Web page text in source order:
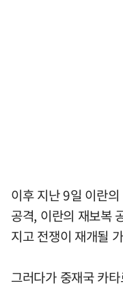
이후 지난 9일 이란
공격, 이란의 재보복
지고 전쟁이 재개될
그러다가 중재국 카